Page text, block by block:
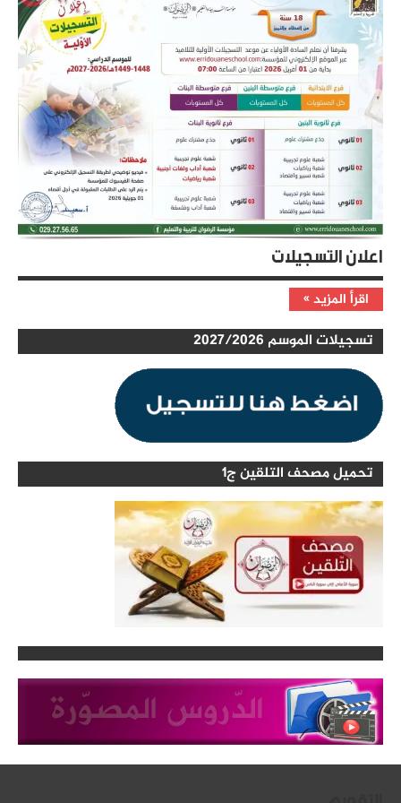
إعلانات
اعلان التسجيلات
اقرأ المزيد
أخبار
وإعلانات
إعلانات
التسجيلات
تسجيلات الموسم 2027/2026
تحميل مصحف التلقين ج1